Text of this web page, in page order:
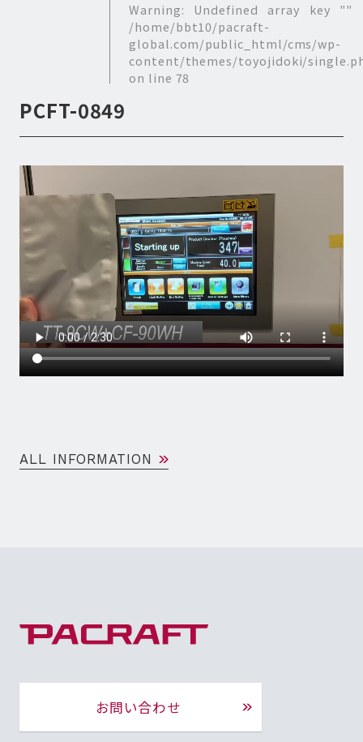
Warning: Undefined array key ""
/home/bbt10/pacraft-
global.com/public_html/cms/wp-
content/themes/toyojidoki/
on line 78
PCFT-0849
ALL INFORMATION
お問い合わせ